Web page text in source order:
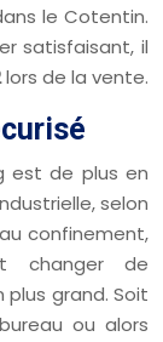
le Cotentin.
satisfaisant, il
lors de la vente.
est de plus en
selon
confinement,
changer de
grand. Soit
ou alors